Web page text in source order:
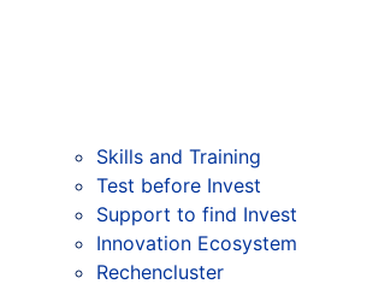
Skills and Training
Test before Invest
Support to find Invest
Innovation Ecosystem
Rechencluster​